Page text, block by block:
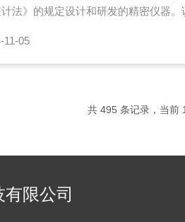
法》的规定设计和研发的精密仪器
技术参数仪器型号：YH-COS-0101检
过测量透射光的颜色来判断溶液的颜
11-05
共 495 条记录，当
有限公司